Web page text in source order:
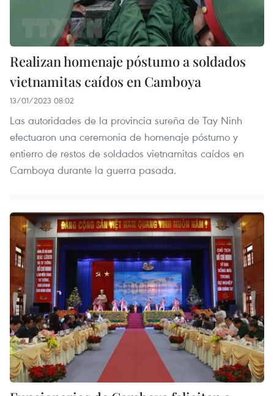
Realizan homenaje póstumo a soldados
vietnamitas caídos en Camboya
13/01/2023 08:02
Las autoridades de la provincia sureña de Tay Ninh
efectuaron una ceremonia de homenaje póstumo y
entierro de restos de soldados vietnamitas caídos en
Camboya durante la guerra pasada.